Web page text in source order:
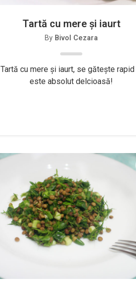
Tartă cu mere și iaurt
By Bivol Cezara
Tartă cu mere și iaurt, se gătește
este absolut delcioasă!